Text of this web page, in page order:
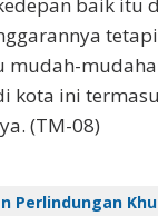
mudah-
kota ini
(TM-08)
Perlindungan